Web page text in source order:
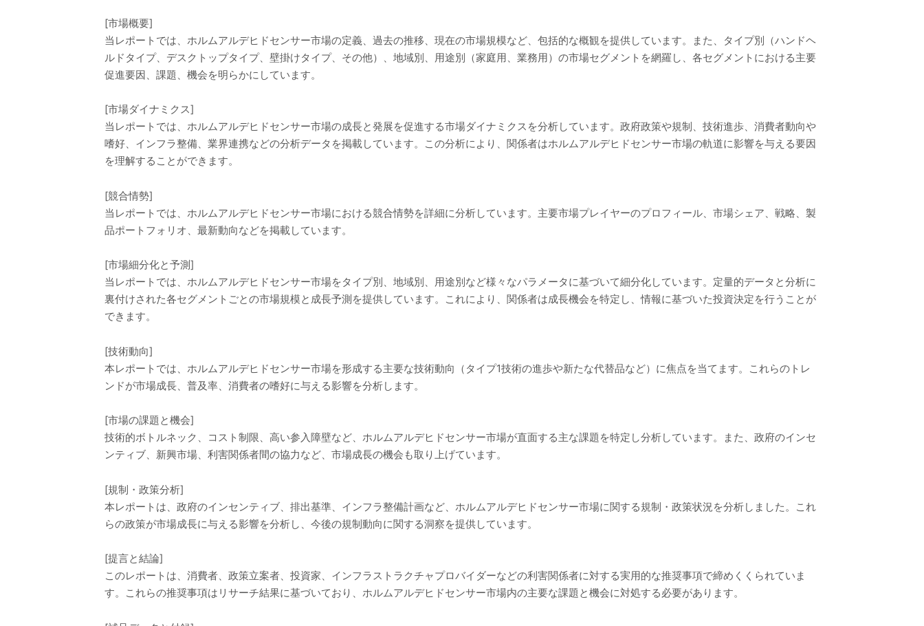
[市場概要]
当レポートでは、ホルムアルデヒドセンサー市場の定義、過去の推移、現在の市場規模など、包括的な概観を提供しています。また、タイプ別（ハンドヘ
ルドタイプ、デスクトップタイプ、壁掛けタイプ、その他）、地域別、用途別（家庭用、業務用）の市場セグメントを網羅し、各セグメントにおける主要
促進要因、課題、機会を明らかにしています。
[市場ダイナミクス]
当レポートでは、ホルムアルデヒドセンサー市場の成長と発展を促進する市場ダイナミクスを分析しています。政府政策や規制、技術進歩、消費者動向や
嗜好、インフラ整備、業界連携などの分析データを掲載しています。この分析により、関係者はホルムアルデヒドセンサー市場の軌道に影響を与える要因
を理解することができます。
[競合情勢]
当レポートでは、ホルムアルデヒドセンサー市場における競合情勢を詳細に分析しています。主要市場プレイヤーのプロフィール、市場シェア、戦略、製
品ポートフォリオ、最新動向などを掲載しています。
[市場細分化と予測]
当レポートでは、ホルムアルデヒドセンサー市場をタイプ別、地域別、用途別など様々なパラメータに基づいて細分化しています。定量的データと分析に
裏付けされた各セグメントごとの市場規模と成長予測を提供しています。これにより、関係者は成長機会を特定し、情報に基づいた投資決定を行うことが
できます。
[技術動向]
本レポートでは、ホルムアルデヒドセンサー市場を形成する主要な技術動向（タイプ1技術の進歩や新たな代替品など）に焦点を当てます。これらのトレ
ンドが市場成長、普及率、消費者の嗜好に与える影響を分析します。
[市場の課題と機会]
技術的ボトルネック、コスト制限、高い参入障壁など、ホルムアルデヒドセンサー市場が直面する主な課題を特定し分析しています。また、政府のインセ
ンティブ、新興市場、利害関係者間の協力など、市場成長の機会も取り上げています。
[規制・政策分析]
本レポートは、政府のインセンティブ、排出基準、インフラ整備計画など、ホルムアルデヒドセンサー市場に関する規制・政策状況を分析しました。これ
らの政策が市場成長に与える影響を分析し、今後の規制動向に関する洞察を提供しています。
[提言と結論]
このレポートは、消費者、政策立案者、投資家、インフラストラクチャプロバイダーなどの利害関係者に対する実用的な推奨事項で締めくくられていま
す。これらの推奨事項はリサーチ結果に基づいており、ホルムアルデヒドセンサー市場内の主要な課題と機会に対処する必要があります。